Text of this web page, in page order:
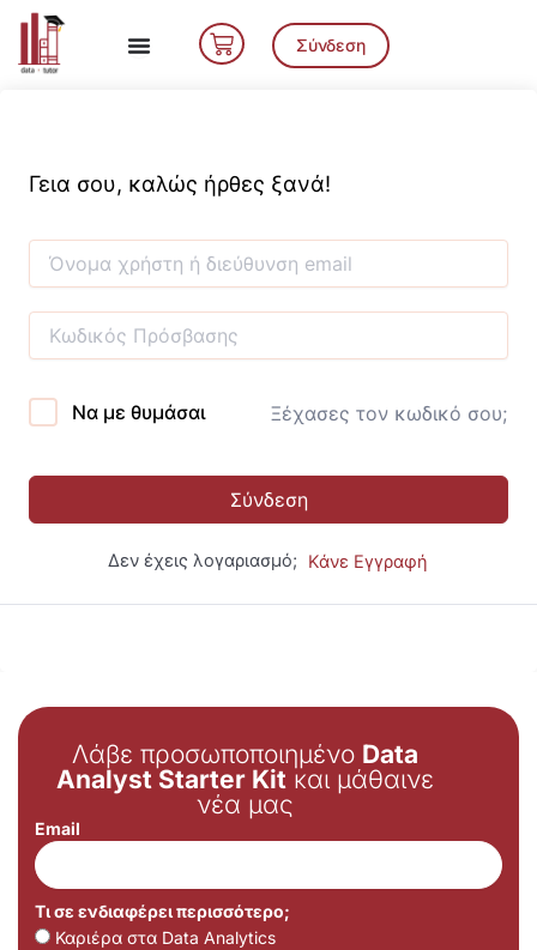
Μετάβαση
περιεχόμενο
Cart Σύνδεση
Γεια σου, καλώς ήρθες ξανά!
Να με θυμάσαι Ξέχασες τον κωδικό σου;
Σύνδεση
Δεν έχεις λογαριασμό; Κάνε Εγγραφή
Λάβε προσωποποιημένο Data
Analyst Starter Kit και μάθαινε
νέα μας
Email
Τι σε ενδιαφέρει περισσότερο;
Καριέρα στα Data Analytics